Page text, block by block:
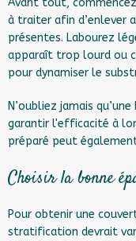
à traiter afin d’enlever
présentes. Labourez
apparaît trop lourd ou
pour dynamiser le
N’oubliez jamais
garantir l'efficacité à
préparé peut
Choisir la bonne
Pour obtenir une
stratification devrait